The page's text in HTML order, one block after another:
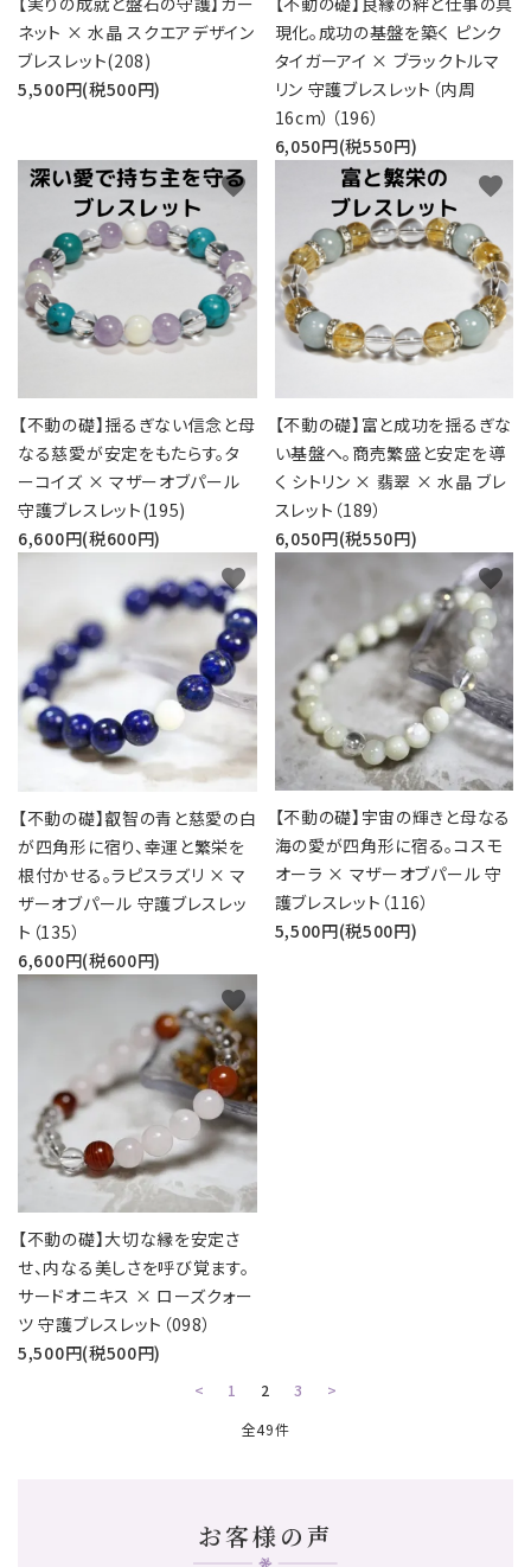
ネット × 水晶 スクエアデザイン
ブレスレット(208)
5,500円(税500円)
現化。成功の基盤を築く ピンク
タイガーアイ × ブラックトルマ
リン 守護ブレスレット（内周
16cm）（196）
6,050円(税550円)
【不動の礎】揺るぎない信念と母
なる慈愛が安定をもたらす。タ
ーコイズ × マザーオブパール
守護ブレスレット(195)
6,600円(税600円)
favorite
【不動の礎】富と成功を揺るぎな
い基盤へ。商売繁盛と安定を導
く シトリン × 翡翠 × 水晶 ブレ
スレット（189）
6,050円(税550円)
favorite
【不動の礎】叡智の青と慈愛の白
が四角形に宿り、幸運と繁栄を
根付かせる。ラピスラズリ × マ
ザーオブパール 守護ブレスレッ
ト（135）
6,600円(税600円)
favorite
【不動の礎】宇宙の輝きと母なる
海の愛が四角形に宿る。コスモ
オーラ × マザーオブパール 守
護ブレスレット（116）
5,500円(税500円)
favorite
【不動の礎】大切な縁を安定さ
せ、内なる美しさを呼び覚ます。
サードオニキス × ローズクォー
ツ 守護ブレスレット（098）
5,500円(税500円)
favorite
< 1 2 3
>
全49件
お客様の声